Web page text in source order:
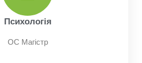
Психологія
ОС Магістр